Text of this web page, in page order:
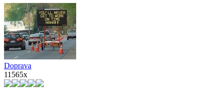
Doprava
11565x